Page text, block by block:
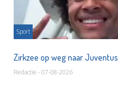
Sport
Zirkzee op weg naar Juventus
Redactie - 07-08-2026